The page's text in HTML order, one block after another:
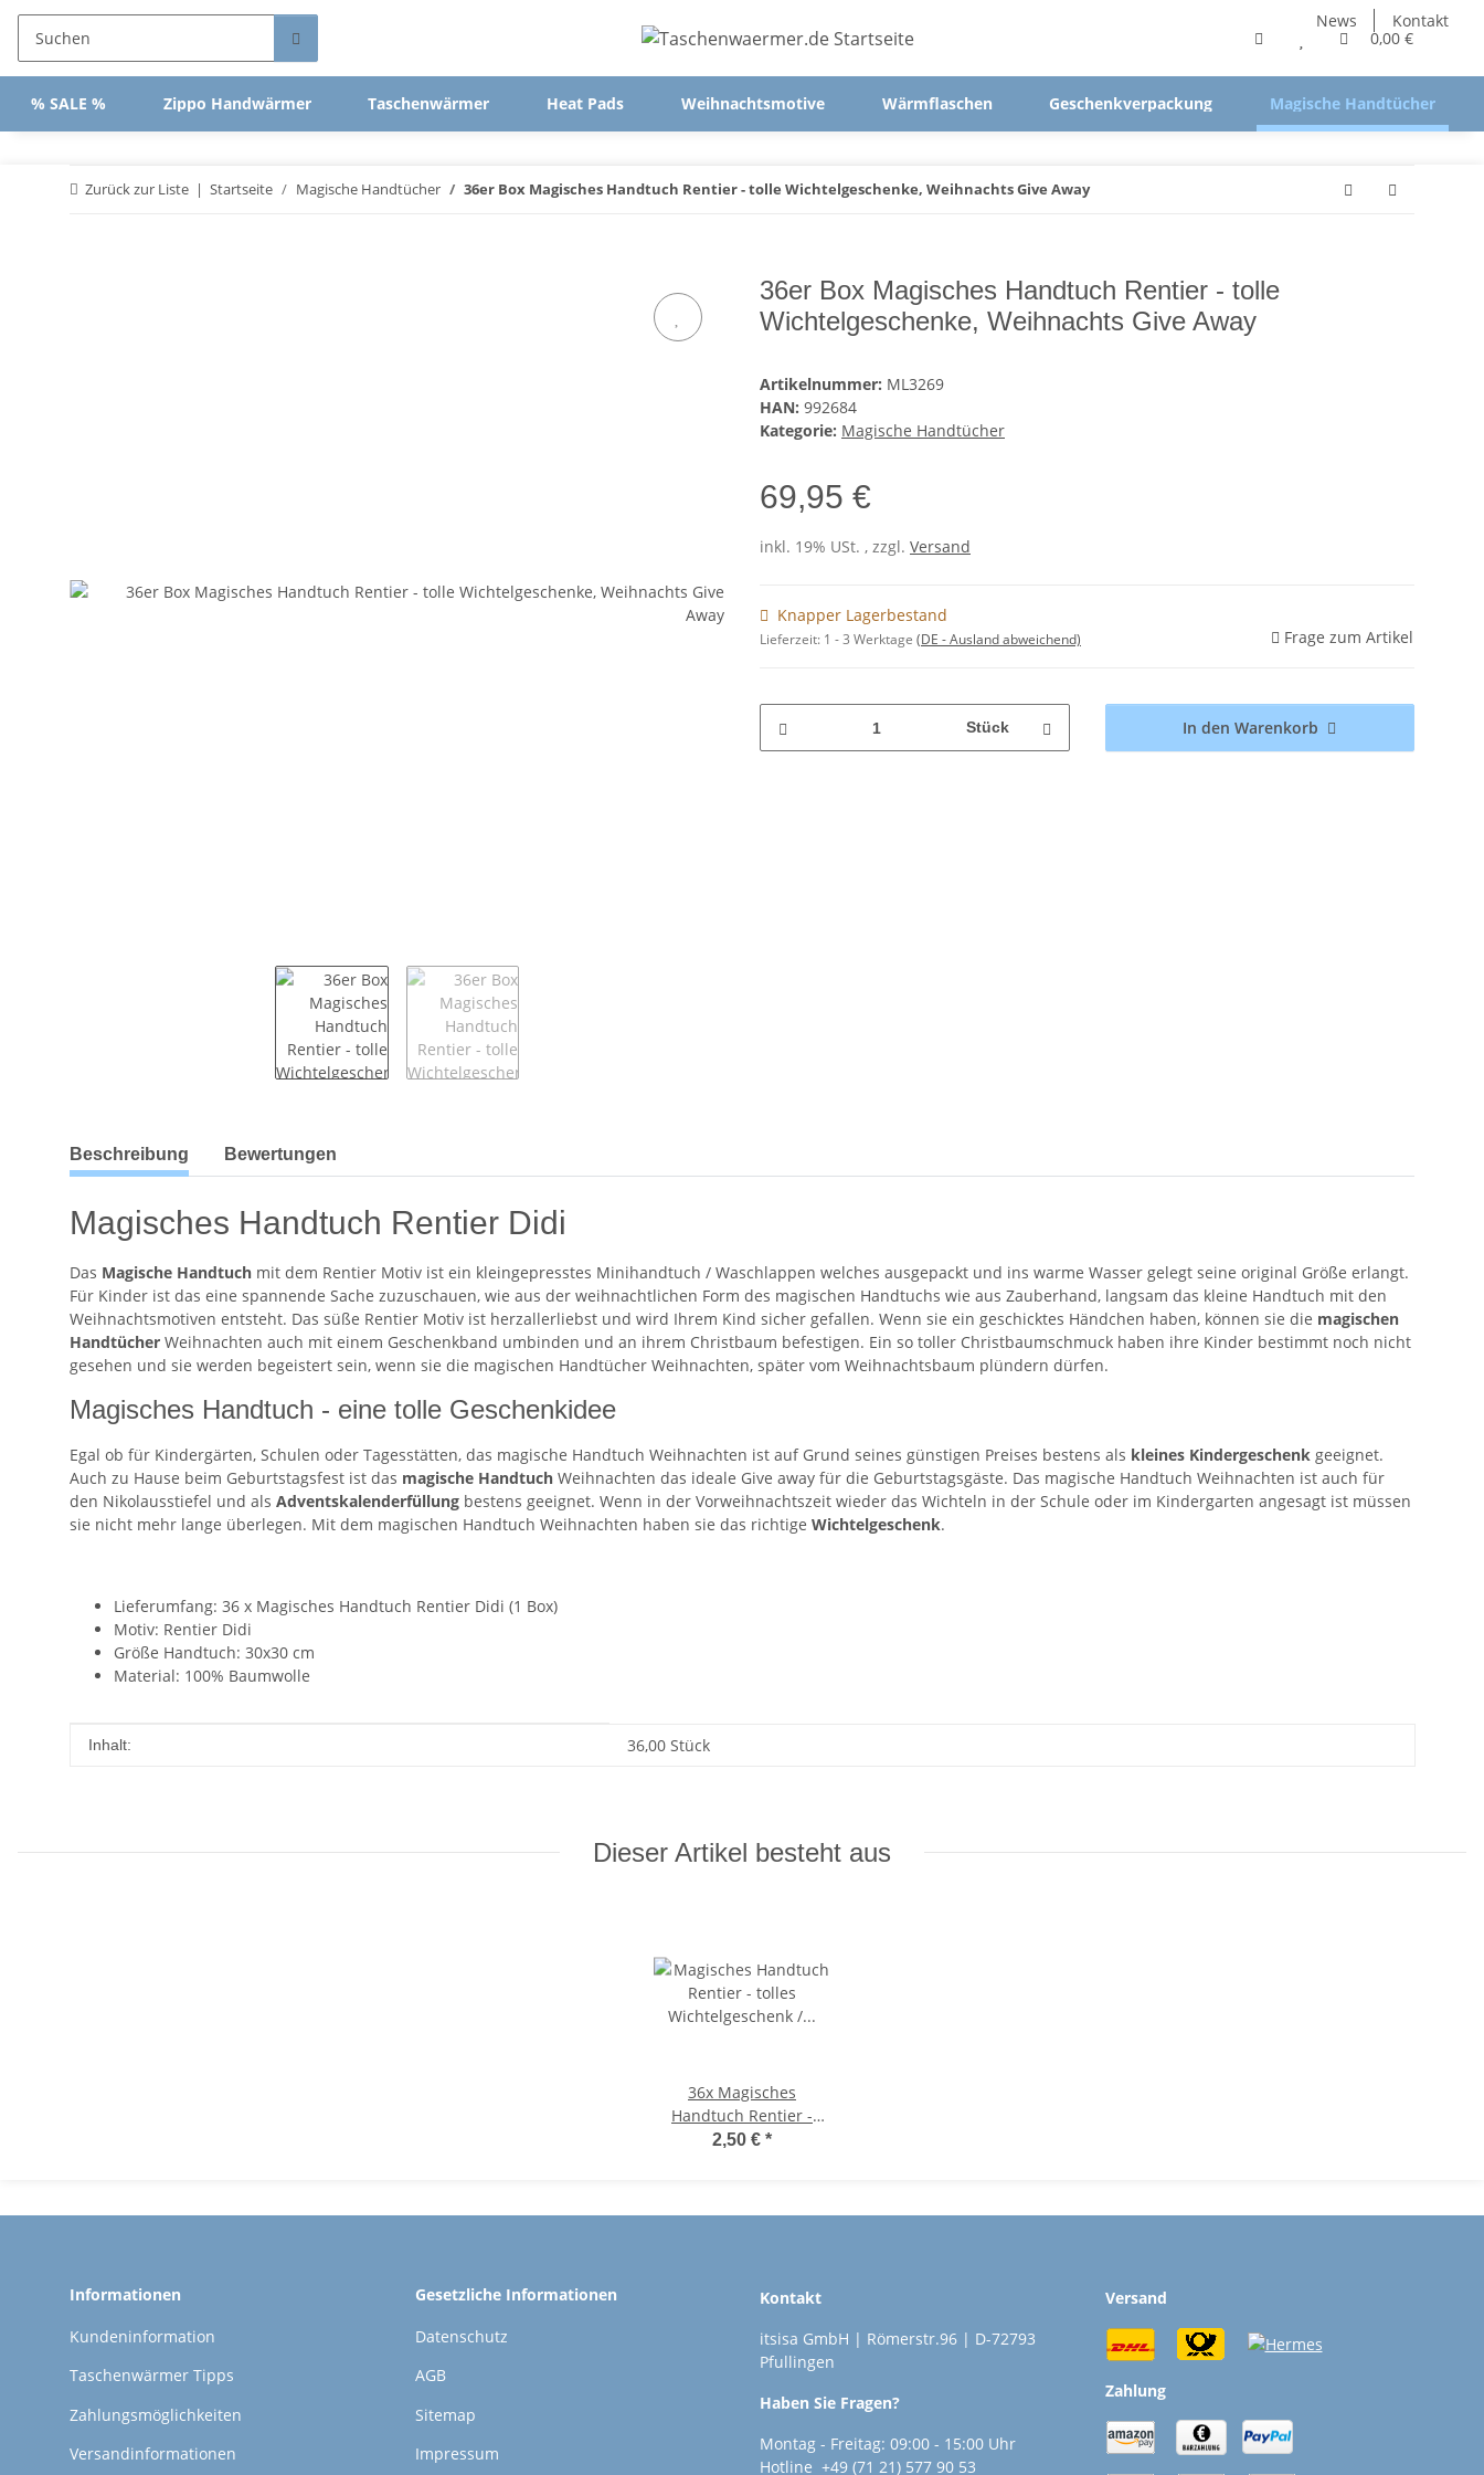
News
Kontakt
0,00 €
% SALE % Zippo Handwärmer Taschenwärmer Heat Pads Weihnachtsmotive Wärmflaschen Geschenkverpackung Magische Handtücher
Zurück zur Liste Startseite Magische Handtücher 36er Box Magisches Handtuch Rentier - tolle Wichtelgeschenke, Weihnachts Give Away
36er Box Magisches Handtuch Rentier - tolle
Wichtelgeschenke, Weihnachts Give Away
Artikelnummer: ML3269
HAN: 992684
Kategorie: Magische Handtücher
69,95 €
inkl. 19% USt. , zzgl. Versand
Knapper Lagerbestand
Lieferzeit: 1 - 3 Werktage (DE - Ausland abweichend) Frage zum Artikel
Stück In den Warenkorb
weitere Registerkarten anzeigen
Beschreibung Bewertungen
Magisches Handtuch Rentier Didi
Das Magische Handtuch mit dem Rentier Motiv ist ein kleingepresstes Minihandtuch / Waschlappen welches ausgepackt und ins warme Wasser gelegt seine original Größe erlangt.
Für Kinder ist das eine spannende Sache zuzuschauen, wie aus der weihnachtlichen Form des magischen Handtuchs wie aus Zauberhand, langsam das kleine Handtuch mit den
Weihnachtsmotiven entsteht. Das süße Rentier Motiv ist herzallerliebst und wird Ihrem Kind sicher gefallen. Wenn sie ein geschicktes Händchen haben, können sie die magischen
Handtücher Weihnachten auch mit einem Geschenkband umbinden und an ihrem Christbaum befestigen. Ein so toller Christbaumschmuck haben ihre Kinder bestimmt noch nicht
gesehen und sie werden begeistert sein, wenn sie die magischen Handtücher Weihnachten, später vom Weihnachtsbaum plündern dürfen.
Magisches Handtuch - eine tolle Geschenkidee
Egal ob für Kindergärten, Schulen oder Tagesstätten, das magische Handtuch Weihnachten ist auf Grund seines günstigen Preises bestens als kleines Kindergeschenk geeignet.
Auch zu Hause beim Geburtstagsfest ist das magische Handtuch Weihnachten das ideale Give away für die Geburtstagsgäste. Das magische Handtuch Weihnachten ist auch für
den Nikolausstiefel und als Adventskalenderfüllung bestens geeignet. Wenn in der Vorweihnachtszeit wieder das Wichteln in der Schule oder im Kindergarten angesagt ist müssen
sie nicht mehr lange überlegen. Mit dem magischen Handtuch Weihnachten haben sie das richtige Wichtelgeschenk.
Lieferumfang: 36 x Magisches Handtuch Rentier Didi (1 Box)
Motiv: Rentier Didi
Größe Handtuch: 30x30 cm
Material: 100% Baumwolle
Produkteigenschaft
Wert
Inhalt: 36,00 Stück
Dieser Artikel besteht aus
36x Magisches
Handtuch Rentier -
tolles Wichtelgeschenk
2,50 € *
Informationen
Kundeninformation
Taschenwärmer Tipps
Zahlungsmöglichkeiten
Versandinformationen
Gesetzliche Informationen
Datenschutz
AGB
Sitemap
Impressum
Kontakt
itsisa GmbH | Römerstr.96 | D-72793
Pfullingen
Haben Sie Fragen?
Montag - Freitag: 09:00 - 15:00 Uhr
Hotline +49 (71 21) 577 90 53
Versand
Zahlung